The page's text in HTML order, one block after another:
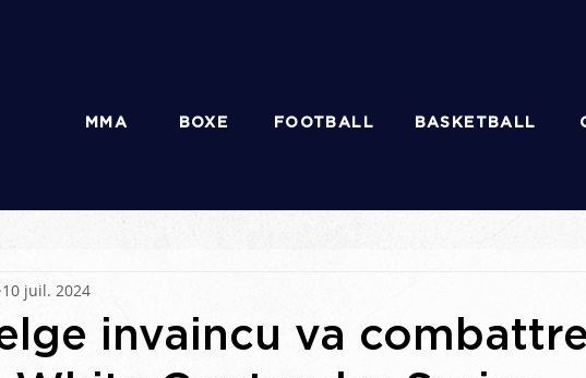
MMA BOXE FOOTBALL BASKETBALL
invaincu va
10 juil. 2024